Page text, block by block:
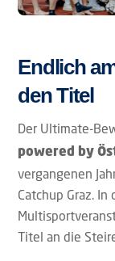
Endlich
den Titel
Der Ultimate-
powered by
vergangenen
Catchup Graz.
Titel an die